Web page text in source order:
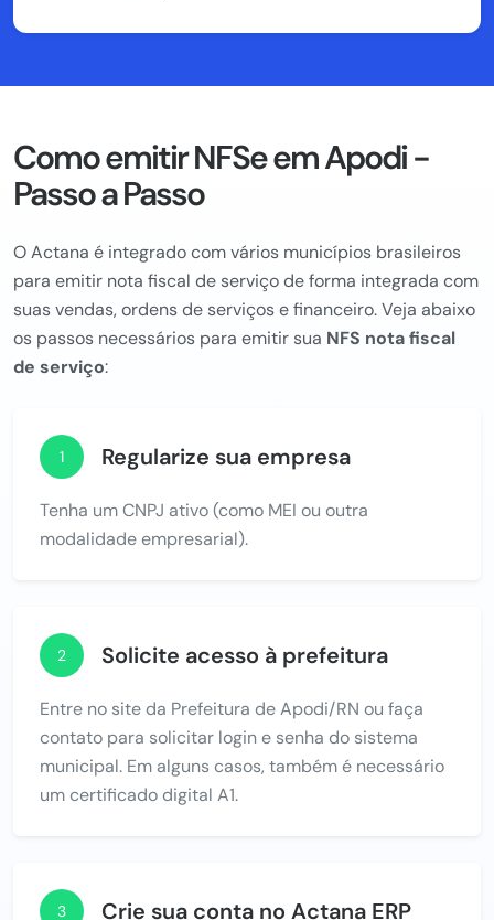
Como emitir NFSe em Apodi -
Passo a Passo
O Actana é integrado com vários municípios brasileiros
para emitir nota fiscal de serviço de forma integrada com
suas vendas, ordens de serviços e financeiro. Veja abaixo
os passos necessários para emitir sua NFS nota fiscal
de serviço:
1 Regularize sua empresa
Tenha um CNPJ ativo (como MEI ou outra
modalidade empresarial).
2 Solicite acesso à prefeitura
Entre no site da Prefeitura de Apodi/RN ou faça
contato para solicitar login e senha do sistema
municipal. Em alguns casos, também é necessário
um certificado digital A1.
3 Crie sua conta no Actana ERP